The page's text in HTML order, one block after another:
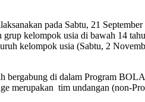
pada Sabtu, 21
kelompok usia di bawah 14
kelompok usia (Sabtu, 2
bergabung di dalam Program
merupakan tim undangan (non-